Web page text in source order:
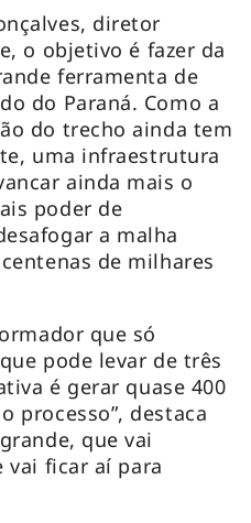
diretor
o objetivo é fazer da
ferramenta de
do Paraná. Como a
do trecho ainda tem
uma infraestrutura
ainda mais o
poder de
a malha
de milhares
que só
pode levar de três
é gerar quase 400
processo”, destaca
que vai
vai ficar aí para